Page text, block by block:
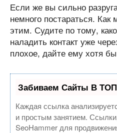
Если же вы сильно
немного постараться.
этим. Судите по тому,
наладить контакт уже
плохое, дайте ему хотя
Забиваем Сайты В
Каждая ссылка
и простым занятием.
SeoHammer для